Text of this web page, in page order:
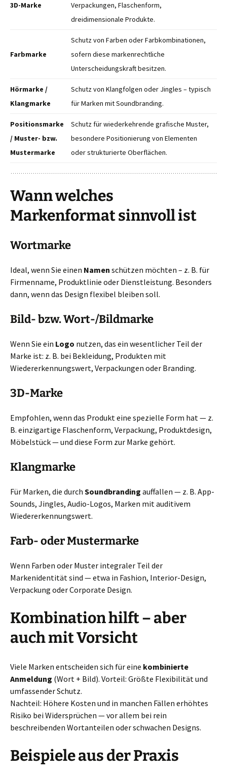
3D-Marke
Verpackungen, Flaschenform,
dreidimensionale Produkte.
Farbmarke
Schutz von Farben oder Farbkombinationen,
sofern diese markenrechtliche
Unterscheidungskraft besitzen.
Hörmarke /
Klangmarke
Schutz von Klangfolgen oder Jingles – typisch
für Marken mit Soundbranding.
Positionsmarke
/ Muster- bzw.
Mustermarke
Schutz für wiederkehrende grafische Muster,
besondere Positionierung von Elementen
oder strukturierte Oberflächen.
Wann welches
Markenformat sinnvoll ist
Wortmarke
Ideal, wenn Sie einen Namen schützen möchten – z. B. für
Firmenname, Produktlinie oder Dienstleistung. Besonders
dann, wenn das Design flexibel bleiben soll.
Bild- bzw. Wort-/Bildmarke
Wenn Sie ein Logo nutzen, das ein wesentlicher Teil der
Marke ist: z. B. bei Bekleidung, Produkten mit
Wiedererkennungswert, Verpackungen oder Branding.
3D-Marke
Empfohlen, wenn das Produkt eine spezielle Form hat — z.
B. einzigartige Flaschenform, Verpackung, Produktdesign,
Möbelstück — und diese Form zur Marke gehört.
Klangmarke
Für Marken, die durch Soundbranding auffallen — z. B. App-
Sounds, Jingles, Audio-Logos, Marken mit auditivem
Wiedererkennungswert.
Farb- oder Mustermarke
Wenn Farben oder Muster integraler Teil der
Markenidentität sind — etwa in Fashion, Interior-Design,
Verpackung oder Corporate Design.
Kombination hilft – aber
auch mit Vorsicht
Viele Marken entscheiden sich für eine kombinierte
Anmeldung (Wort + Bild). Vorteil: Größte Flexibilität und
umfassender Schutz.
Nachteil: Höhere Kosten und in manchen Fällen erhöhtes
Risiko bei Widersprüchen — vor allem bei rein
beschreibenden Wortanteilen oder schwachen Designs.
Beispiele aus der Praxis